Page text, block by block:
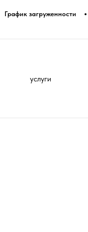
услуги
График загруженности